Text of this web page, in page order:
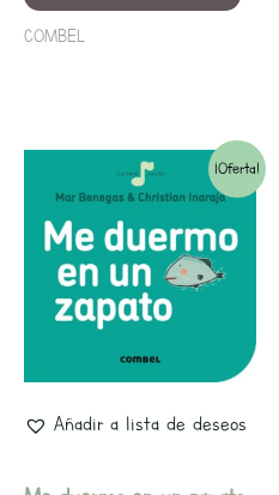
COMBEL
¡Oferta!
Añadir a lista de deseos
El
precio
original
era:
9,90€.
precio
actual
es:
9,41€.